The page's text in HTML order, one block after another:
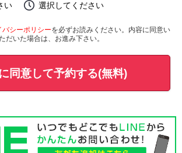
い
選択してください
バシーポリシーを必ずお読みください。内容に同意い
だいた場合は、お進み下さい。
同意して予約する(無料)